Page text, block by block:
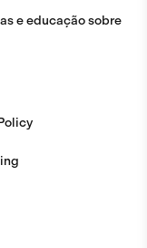
e educação sobre